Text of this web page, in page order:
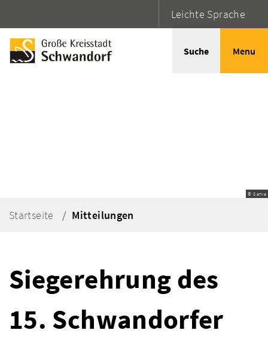
Leichte Sprache
Suche Menu
© Canva
Startseite Mitteilungen
Siegerehrung des
15. Schwandorfer